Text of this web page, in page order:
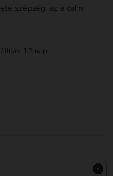
szépség, az alkalmi
1-3 nap